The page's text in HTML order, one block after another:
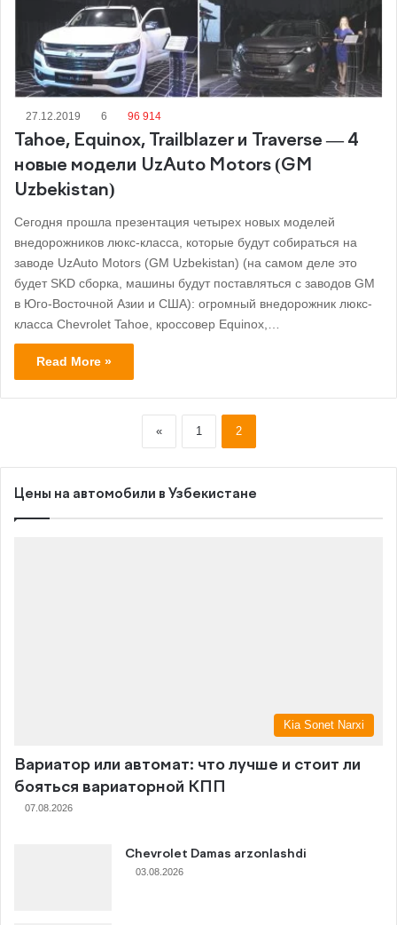
27.12.2019 6 96 914
Tahoe, Equinox, Trailblazer и Traverse — 4
новые модели UzAuto Motors (GM
Uzbekistan)
Сегодня прошла презентация четырех новых моделей
внедорожников люкс-класса, которые будут собираться на
заводе UzAuto Motors (GM Uzbekistan) (на самом деле это
будет SKD сборка, машины будут поставляться с заводов GM
в Юго-Восточной Азии и США): огромный внедорожник люкс-
класса Chevrolet Tahoe, кроссовер Equinox,…
Read More »
« 1 2
Цены на автомобили в Узбекистане
Kia Sonet Narxi
Вариатор или автомат: что лучше и стоит ли
бояться вариаторной КПП
07.08.2026
Chevrolet Damas arzonlashdi
03.08.2026